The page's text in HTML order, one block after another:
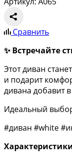
Сравнить
✨ Встречайте
Этот диван
и подарит
дивана добавит
Идеальный
#диван #white